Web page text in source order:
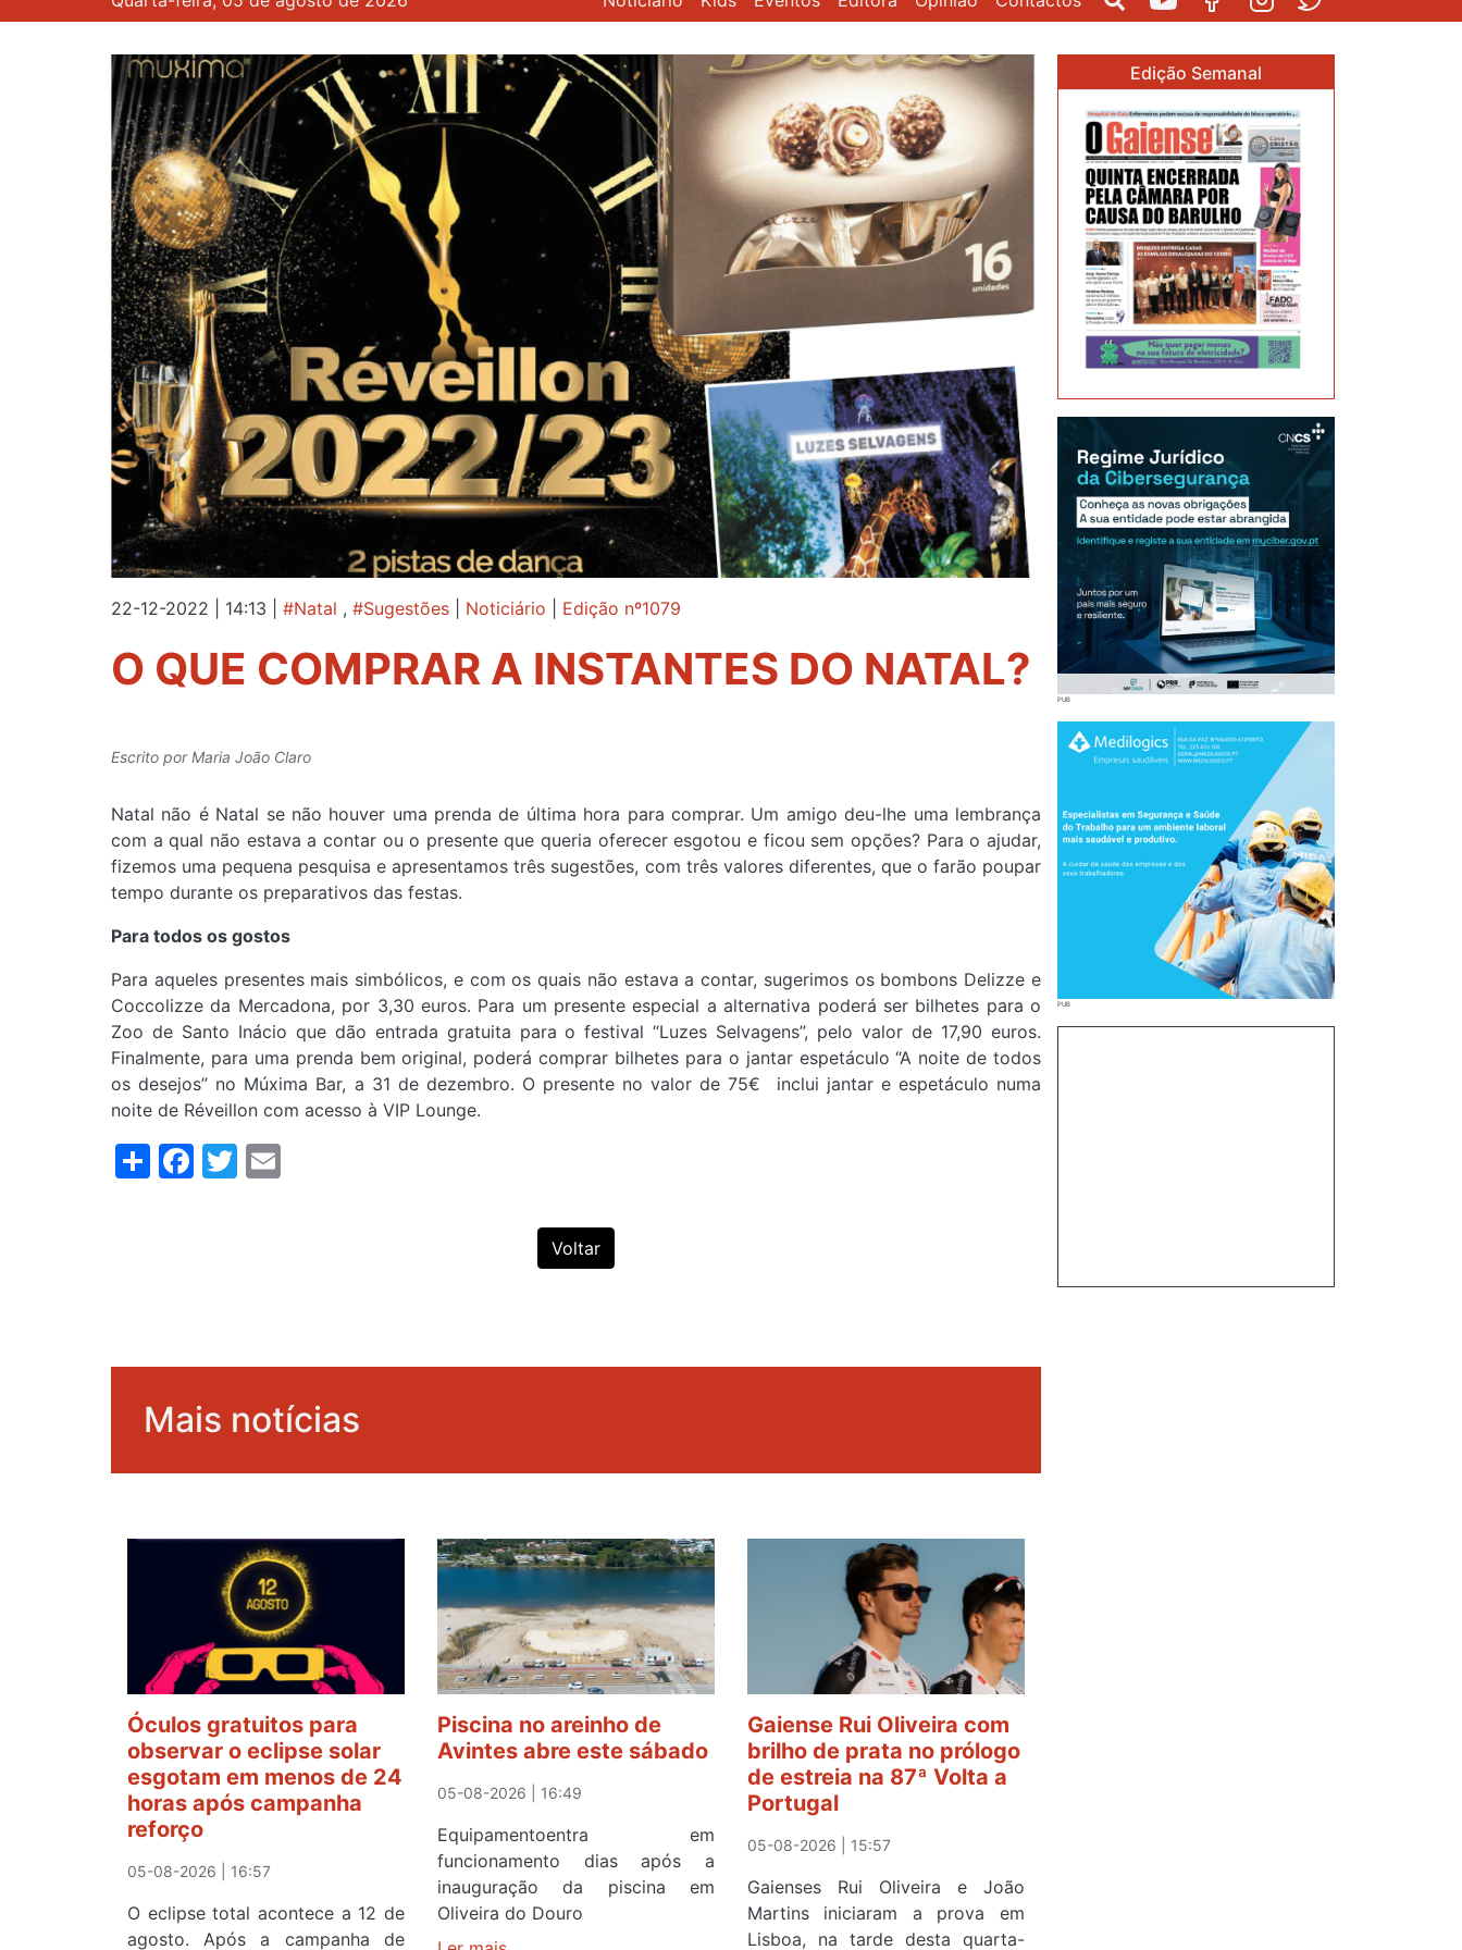
22-12-2022 | 14:13 #Natal , #Sugestões Noticiário Edição nº1079
O QUE COMPRAR A INSTANTES DO NATAL?
Escrito porMaria João Claro
Natal não é Natal se não houver uma prenda de última hora para comprar. Um amigo deu-lhe uma lembrança
com a qual não estava a contar ou o presente que queria oferecer esgotou e ficou sem opções? Para o ajudar,
fizemos uma pequena pesquisa e apresentamos três sugestões, com três valores diferentes, que o farão poupar
tempo durante os preparativos das festas.
Para todos os gostos
Para aqueles presentes mais simbólicos, e com os quais não estava a contar, sugerimos os bombons Delizze e
Coccolizze da Mercadona, por 3,30 euros. Para um presente especial a alternativa poderá ser bilhetes para o
Zoo de Santo Inácio que dão entrada gratuita para o festival “Luzes Selvagens”, pelo valor de 17,90 euros.
Finalmente, para uma prenda bem original, poderá comprar bilhetes para o jantar espetáculo “A noite de todos
os desejos” no Múxima Bar, a 31 de dezembro. O presente no valor de 75€ inclui jantar e espetáculo numa
noite de Réveillon com acesso à VIP Lounge.
ShareFacebook
Twitter
Voltar
Mais notícias
Óculos gratuitos para
observar o eclipse solar
esgotam em menos de 24
horas após campanha
reforço
05-08-2026 | 16:57
O eclipse total acontece a 12 de
agosto. Após a campanha de
Piscina no areinho de
Avintes abre este sábado
05-08-2026 | 16:49
Equipamentoentra em
funcionamento dias após a
inauguração da piscina em
Oliveira do Douro
Gaiense Rui Oliveira com
brilho de prata no prólogo
de estreia na 87ª Volta a
Portugal
05-08-2026 | 15:57
Gaienses Rui Oliveira e João
Martins iniciaram a prova em
Lisboa, na tarde desta quarta-
Edição Semanal